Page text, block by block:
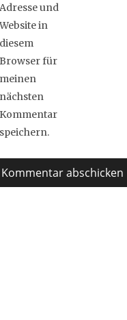
Adresse und
Website in
diesem
Browser für
meinen
nächsten
Kommentar
speichern.